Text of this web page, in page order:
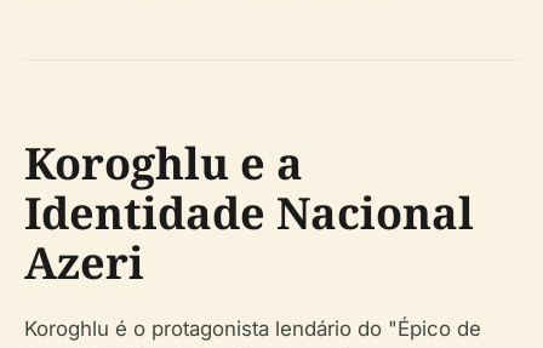
Koroghlu e a
Identidade Nacional
Azeri
Koroghlu é o protagonista lendário do "Épico de